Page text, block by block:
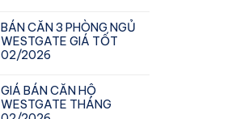
BÁN CĂN 3 PHÒNG NGỦ
WESTGATE GIÁ TỐT
02/2026
GIÁ BÁN CĂN HỘ
WESTGATE THÁNG